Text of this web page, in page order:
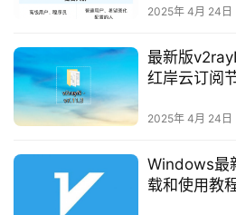
2025年 4月 24日
最新版
红岸云订阅
2025年 4月 24日
Windows最
载和使用教